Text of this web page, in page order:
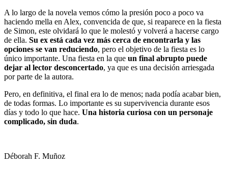
A lo largo de la novela vemos cómo la presión poco a poco va
haciendo mella en Alex, convencida de que, si reaparece en la fiesta
de Simon, este olvidará lo que le molestó y volverá a hacerse cargo
de ella. Su ex está cada vez más cerca de encontrarla y las
opciones se van reduciendo, pero el objetivo de la fiesta es lo
único importante. Una fiesta en la que un final abrupto puede
dejar al lector desconcertado, ya que es una decisión arriesgada
por parte de la autora.
Pero, en definitiva, el final era lo de menos; nada podía acabar bien,
de todas formas. Lo importante es su supervivencia durante esos
días y todo lo que hace. Una historia curiosa con un personaje
complicado, sin duda.
Déborah F. Muñoz